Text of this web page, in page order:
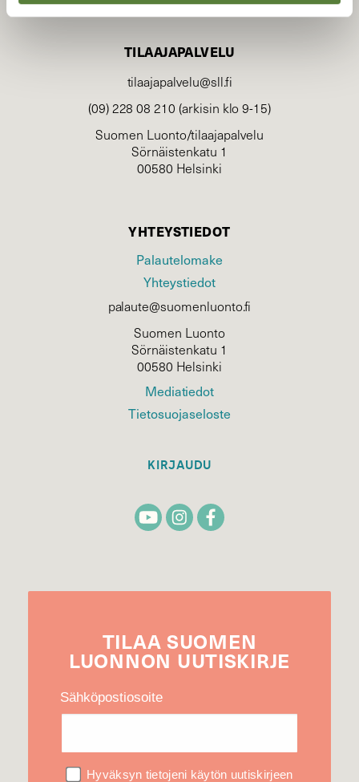
TILAAJAPALVELU
tilaajapalvelu@sll.fi
(09) 228 08 210 (arkisin klo 9-15)
Suomen Luonto/tilaajapalvelu
Sörnäistenkatu 1
00580 Helsinki
YHTEYSTIEDOT
Palautelomake
Yhteystiedot
palaute@suomenluonto.fi
Suomen Luonto
Sörnäistenkatu 1
00580 Helsinki
Mediatiedot
Tietosuojaseloste
KIRJAUDU
TILAA SUOMEN
LUONNON UUTIS­KIRJE
Sähköpostiosoite
Hyväksyn tietojeni käytön uutiskirjeen